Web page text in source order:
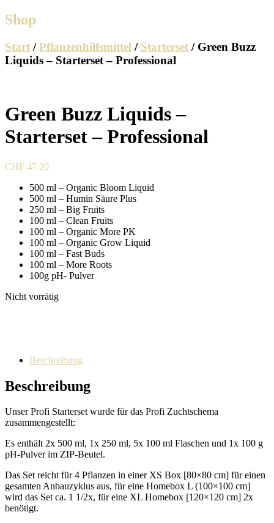
Shop
Start /Pflanzenhilfsmittel / Starterset / Green Buzz
Liquids – Starterset – Professional
Green Buzz Liquids –
Starterset – Professional
CHF 47.20
500 ml – Organic Bloom Liquid
500 ml – Humin Säure Plus
250 ml – Big Fruits
100 ml – Clean Fruits
100 ml – Organic More PK
100 ml – Organic Grow Liquid
100 ml – Fast Buds
100 ml – More Roots
100g pH- Pulver
Nicht vorrätig
Beschreibung
Beschreibung
Unser Profi Starterset wurde für das Profi Zuchtschema
zusammengestellt:
Es enthält 2x 500 ml, 1x 250 ml, 5x 100 ml Flaschen und 1x 100 g
pH-Pulver im ZIP-Beutel.
Das Set reicht für 4 Pflanzen in einer XS Box [80×80 cm] für einen
gesamten Anbauzyklus aus, für eine Homebox L (100×100 cm]
wird das Set ca. 1 1/2x, für eine XL Homebox [120×120 cm] 2x
benötigt.